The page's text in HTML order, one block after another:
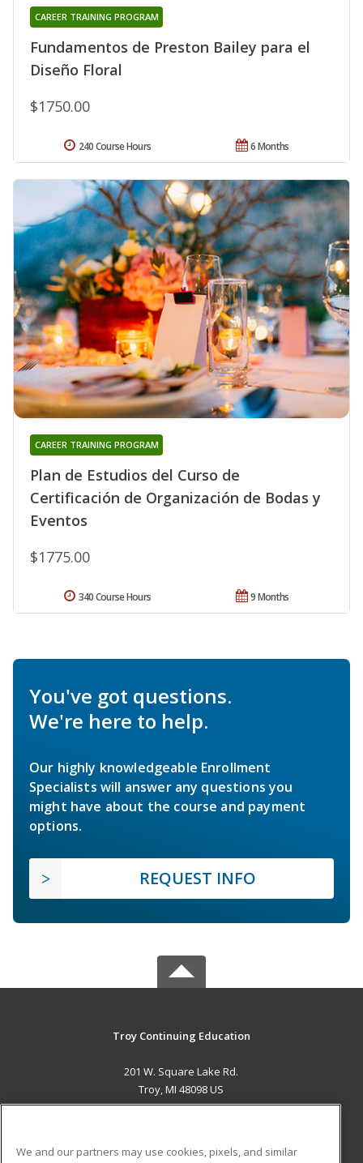
Fundamentos de Preston Bailey para el
Diseño Floral
CAREER TRAINING PROGRAM
$1750.00
6 Months
240 Course Hours
Plan de Estudios del Curso de
Certificación de Organización de Bodas y
Eventos
CAREER TRAINING PROGRAM
$1775.00
9 Months
340 Course Hours
You've got questions.
We're here to help.
Our highly knowledgeable Enrollment
Specialists will answer any questions you
might have about the course and payment
options.
REQUEST INFO
Troy Continuing Education
201 W. Square Lake Rd.
Troy, MI 48098 US
We and our partners may use cookies, pixels, and similar